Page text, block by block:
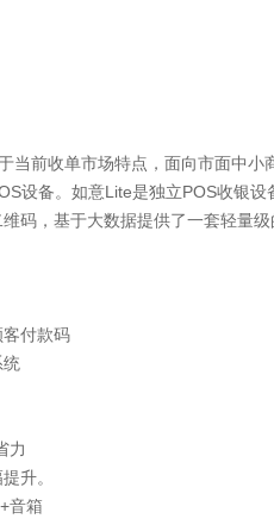
当前收单市场特点，面向市面中小
设备。如意Lite是独立POS收银设
码，基于大数据提供了一套轻量
付款码
统
力
升。
音箱